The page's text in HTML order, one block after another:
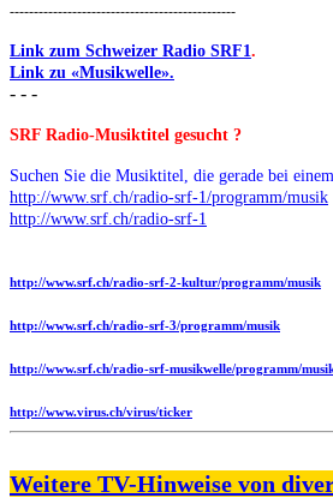
-----------------------------------------------
Link zum Schweizer Radio SRF1 .
Link zu «Musikwelle».
- - -
SRF Radio-Musiktitel gesucht ?
Suchen Sie die Musiktitel, die gerade bei
http://www.srf.ch/radio-srf-1/programm/musik
http://www.srf.ch/radio-srf-1
http://www.srf.ch/radio-srf-2-kultur/programm/musik
http://www.srf.ch/radio-srf-3/programm/musik
http://www.srf.ch/radio-srf-musikwelle/programm/
http://www.virus.ch/virus/ticker
Weitere TV-Hinweise von